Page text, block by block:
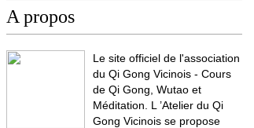
A propos
Le site officiel de l'association
du Qi Gong Vicinois - Cours
de Qi Gong, Wutao et
Méditation. L ’Atelier du Qi
Gong Vicinois se propose